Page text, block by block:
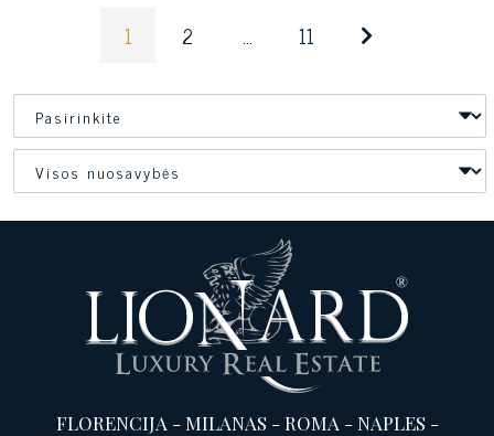
1 2 ... 11
FLORENCIJA -MILANAS -ROMA -NAPLES -